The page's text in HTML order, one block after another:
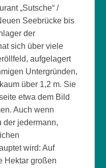
„Sutsche“ /
Seebrücke bis
der
sich über viele
aufgelagert
Untergründen,
über 1,2 m. Sie
etwa dem Bild
Auch wenn
der jedermann,
wird: Auf
Hektar großen